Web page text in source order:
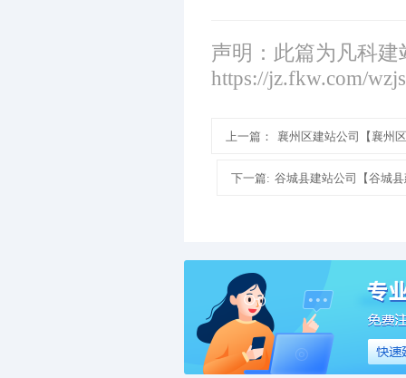
声明：此篇为凡科
https://jz.fkw.com/
上一篇： 襄州区建站公司【襄州
下一篇: 谷城县建站公司【谷城